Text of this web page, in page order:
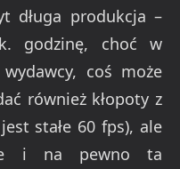
długa produkcja –
godzinę, choć w
coś może
również kłopoty z
stałe 60 fps), ale
i na pewno ta